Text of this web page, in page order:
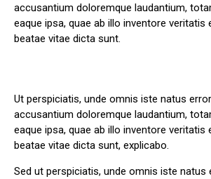
accusantium doloremque laudantium,
eaque ipsa, quae ab illo inventore veritatis
beatae vitae dicta sunt.
Ut perspiciatis, unde omnis iste natus
accusantium doloremque laudantium,
eaque ipsa, quae ab illo inventore veritatis
beatae vitae dicta sunt, explicabo.
Sed ut perspiciatis, unde omnis iste